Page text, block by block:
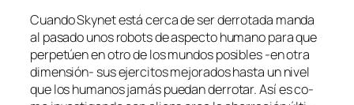
Cuando Skynet es­tá cer­ca de ser de­rro­ta­da man­da
al pa­sa­do unos ro­bots de as­pec­to hu­mano pa­ra que
per­pe­túen en otro de los mun­dos po­si­bles ‑en otra
dimensión- sus ejer­ci­tos me­jo­ra­dos has­ta un ni­vel
que los hu­ma­nos ja­más pue­dan de­rro­tar. Así es co­